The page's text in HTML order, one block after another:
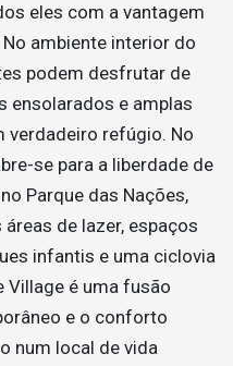
eles com a vantagem
ambiente interior do
podem desfrutar de
ensolarados e amplas
verdadeiro refúgio. No
se para a liberdade de
Parque das Nações,
de lazer, espaços
infantis e uma ciclovia
Village é uma fusão
e o conforto
num local de vida